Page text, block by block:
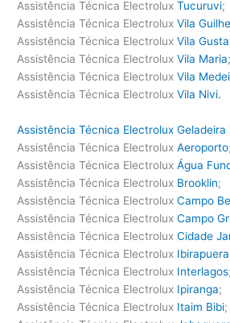
Assistência Técnica ElectroluxTucuruvi;
Assistência Técnica ElectroluxVila
Assistência Técnica ElectroluxVila
Assistência Técnica ElectroluxVila Maria;
Assistência Técnica ElectroluxVila
Assistência Técnica ElectroluxVila Nivi.
Assistência Técnica Electrolux Geladeira
Assistência Técnica ElectroluxAeroporto;
Assistência Técnica ElectroluxÁgua
Assistência Técnica Electrolux Brooklin;
Assistência Técnica ElectroluxCampo
Assistência Técnica ElectroluxCampo
Assistência Técnica ElectroluxCidade
Assistência Técnica Electrolux Ibirapuera
Assistência Técnica Electrolux Interlagos;
Assistência Técnica Electrolux Ipiranga;
Assistência Técnica Electrolux Itaim Bibi;